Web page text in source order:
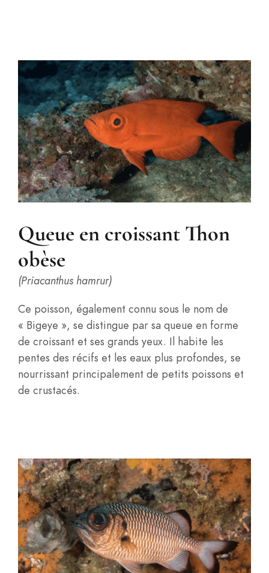
Queue en croissant Thon
obèse
(Priacanthus hamrur)
Ce poisson, également connu sous le nom de
« Bigeye », se distingue par sa queue en forme
de croissant et ses grands yeux. Il habite les
pentes des récifs et les eaux plus profondes, se
nourrissant principalement de petits poissons et
de crustacés.